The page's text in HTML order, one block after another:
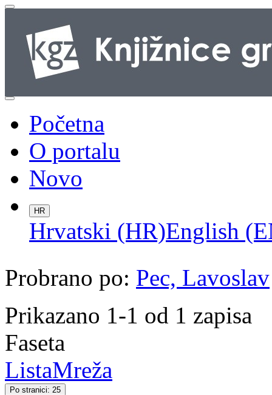
Početna
O portalu
Novo
HR
Hrvatski (HR)English
Probrano po: Pec, Lavoslav
Prikazano 1-1 od 1 zapisa
Faseta
ListaMreža
Po stranici: 25